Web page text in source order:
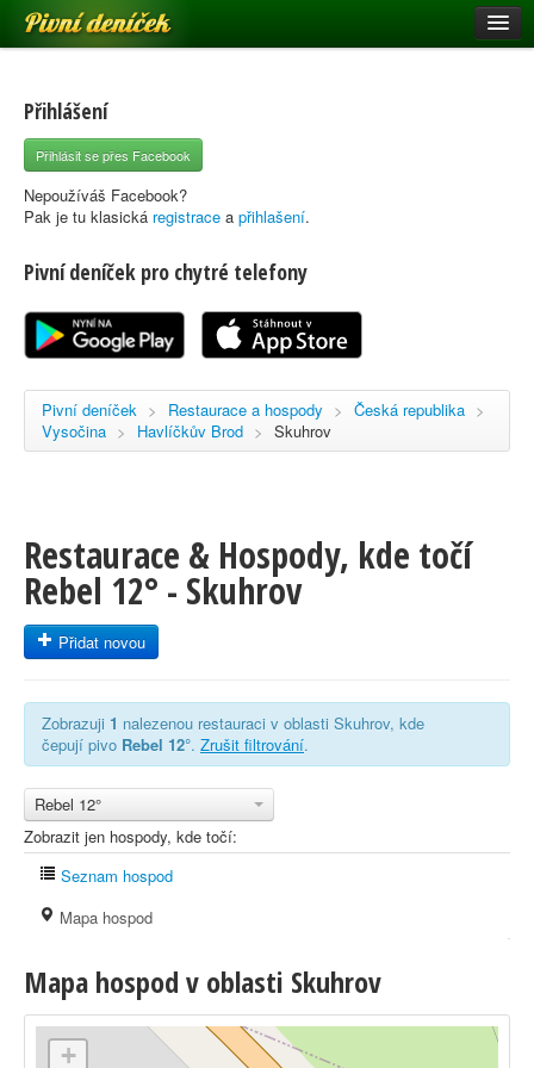
Pivní deníček
Pivní mapa
Pivní značky
Nápověda
Registrace
Přihlášení
Přihlásit se přes Facebook
Nepoužíváš Facebook?
Pak je tu klasická registrace a přihlašení.
Pivní deníček pro chytré telefony
Pivní deníček > Restaurace a hospody > Česká republika >
Vysočina > Havlíčkův Brod > Skuhrov
Restaurace & Hospody, kde točí
Rebel 12° - Skuhrov
Přidat novou
Zobrazuji 1 nalezenou restauraci v oblasti Skuhrov, kde
čepují pivo Rebel 12°. Zrušit filtrování.
Rebel 12°
Zobrazit jen hospody, kde točí:
Seznam hospod
Mapa hospod
Mapa hospod v oblasti Skuhrov
+